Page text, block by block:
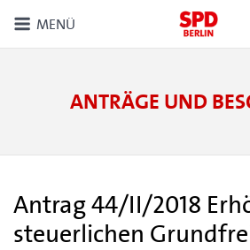
MENÜ
ANTRÄGE UND
Antrag 44/II/2018
steuerlichen